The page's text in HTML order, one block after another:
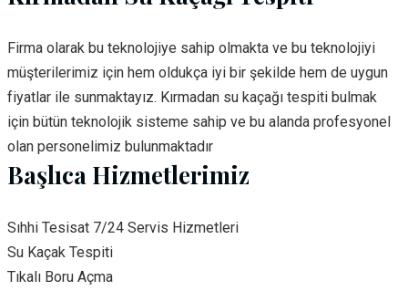
Firma olarak bu teknolojiye sahip olmakta ve bu teknolojiyi
müşterilerimiz için hem oldukça iyi bir şekilde hem de uygun
fiyatlar ile sunmaktayız. Kırmadan su kaçağı tespiti bulmak
için bütün teknolojik sisteme sahip ve bu alanda profesyonel
olan personelimiz bulunmaktadır
Başlıca Hizmetlerimiz
Sıhhi Tesisat 7/24 Servis Hizmetleri
Su Kaçak Tespiti
Tıkalı Boru Açma